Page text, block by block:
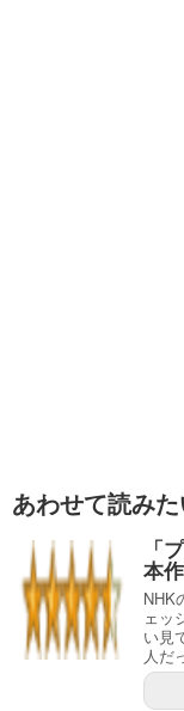
あわせて読み
「
本
NHK
ェッ
い見
人だ